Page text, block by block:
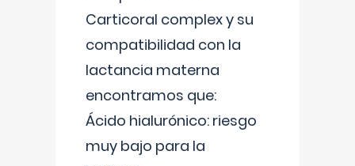
Carticoral complex y su
compatibilidad con la
lactancia materna
encontramos que:
Ácido hialurónico: riesgo
muy bajo para la